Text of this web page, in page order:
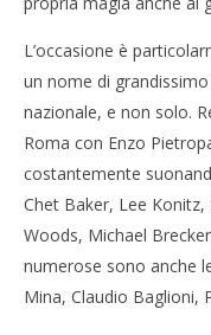
L’occasione è
un nome di
nazionale, e non solo.
Roma con Enzo
costantemente
Chet Baker, Lee
Woods, Michael
numerose sono anche
Mina, Claudio Baglioni,